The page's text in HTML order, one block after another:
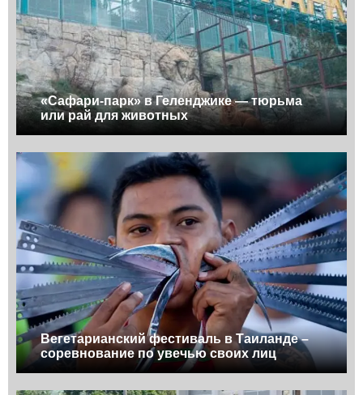
«Сафари-парк» в Геленджике — тюрьма
или рай для животных
Вегетарианский фестиваль в Таиланде –
соревнование по увечью своих лиц